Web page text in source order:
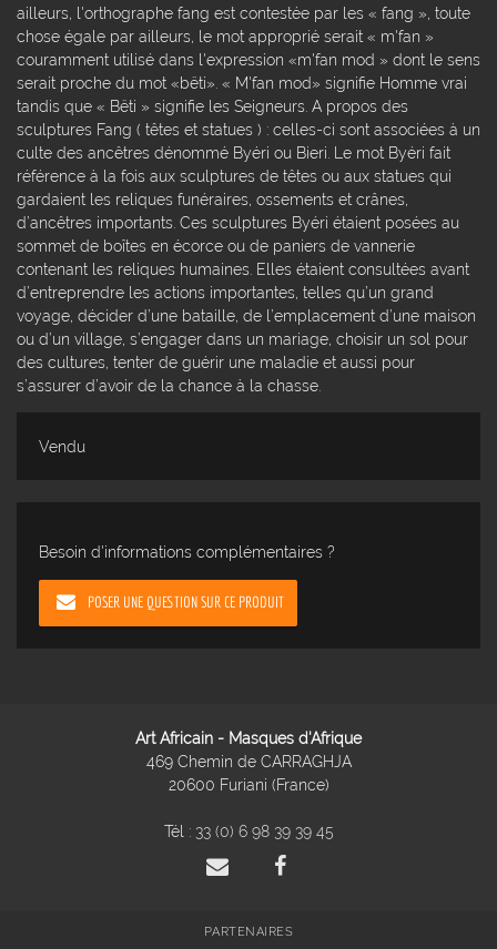
ailleurs, l'orthographe fang est contestée par les « fang », toute
chose égale par ailleurs, le mot approprié serait « m'fan »
couramment utilisé dans l'expression «m'fan mod » dont le sens
serait proche du mot «bëti». « M'fan mod» signifie Homme vrai
tandis que « Bëti » signifie les Seigneurs. A propos des
sculptures Fang ( têtes et statues ) : celles-ci sont associées à un
culte des ancêtres dénommé Byéri ou Bieri. Le mot Byéri fait
référence à la fois aux sculptures de têtes ou aux statues qui
gardaient les reliques funéraires, ossements et crânes,
d’ancêtres importants. Ces sculptures Byéri étaient posées au
sommet de boîtes en écorce ou de paniers de vannerie
contenant les reliques humaines. Elles étaient consultées avant
d’entreprendre les actions importantes, telles qu’un grand
voyage, décider d’une bataille, de l’emplacement d’une maison
ou d’un village, s’engager dans un mariage, choisir un sol pour
des cultures, tenter de guérir une maladie et aussi pour
s’assurer d’avoir de la chance à la chasse.
Vendu
Besoin d'informations complémentaires ?
POSER UNE QUESTION SUR CE PRODUIT
Art Africain - Masques d'Afrique
469 Chemin de CARRAGHJA
20600 Furiani (France)
Tél : 33 (0) 6 98 39 39 45
PARTENAIRES